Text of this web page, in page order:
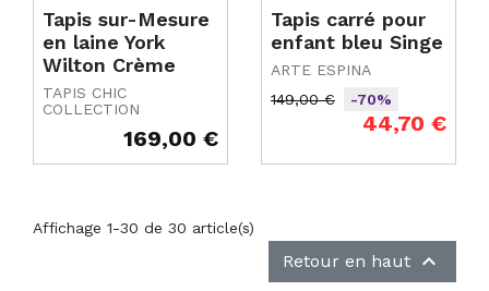
Tapis sur-Mesure
en laine York
Wilton Crème
TAPIS CHIC
COLLECTION
169,00 €
Tapis carré pour
enfant bleu Singe
ARTE ESPINA
149,00 €
-70%
44,70 €
Affichage 1-30 de 30 article(s)
Retour en haut 